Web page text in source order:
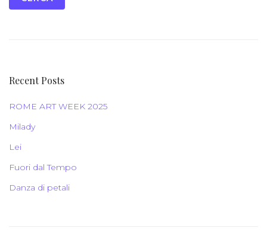
Recent Posts
ROME ART WEEK 2025
Milady
Lei
Fuori dal Tempo
Danza di petali